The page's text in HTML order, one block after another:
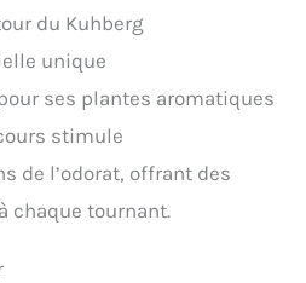
du Kuhberg
unique
ses plantes aromatiques
stimule
de l’odorat, offrant des
chaque tournant.